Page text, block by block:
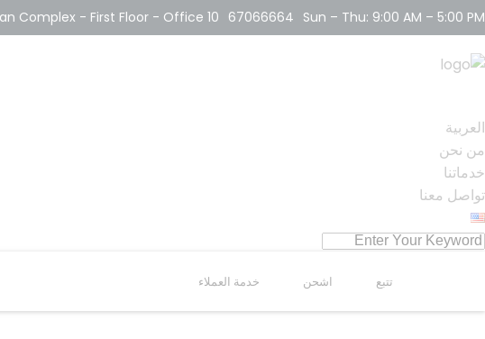
Sun – Thu: 9:00 AM – 5:00 PM
67066664
Complex - First Floor - Office 10
العربية
من نحن
خدماتنا
تواصل معنا
تتبع اشحن خدمة العملاء